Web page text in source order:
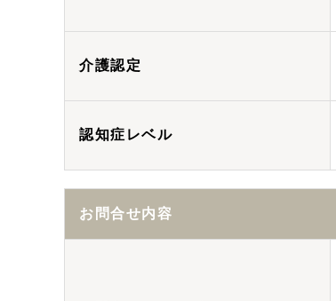
介護認定
認知症レベル
お問合せ内容